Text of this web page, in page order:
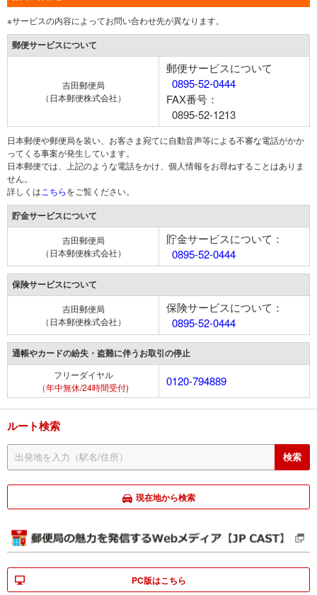
※サービスの内容によってお問い合わせ先が異なります。
郵便サービスについて
吉田郵便局
（日本郵便株式会社）
郵便サービスについて
0895-52-0444
FAX番号：
0895-52-1213
日本郵便や郵便局を装い、お客さま宛てに自動音声等による不審な電話がかか
ってくる事案が発生しています。
日本郵便では、上記のような電話をかけ、個人情報をお尋ねすることはありま
せん。
詳しくは こちらをご覧ください。
貯金サービスについて
吉田郵便局
（日本郵便株式会社）
貯金サービスについて：
0895-52-0444
保険サービスについて
吉田郵便局
（日本郵便株式会社）
保険サービスについて：
0895-52-0444
通帳やカードの紛失・盗難に伴うお取引の停止
フリーダイヤル
（年中無休/24時間受付)
0120-794889
ルート検索
現在地から検索
PC版はこちら